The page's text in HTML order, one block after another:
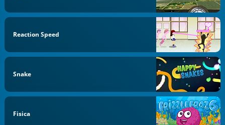
Reaction Speed
Snake
Fisica